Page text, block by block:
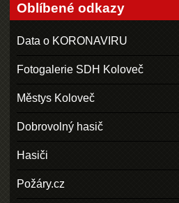
Oblíbené odkazy
Data o KORONAVIRU
Fotogalerie SDH Koloveč
Městys Koloveč
Dobrovolný hasič
Hasiči
Požáry.cz